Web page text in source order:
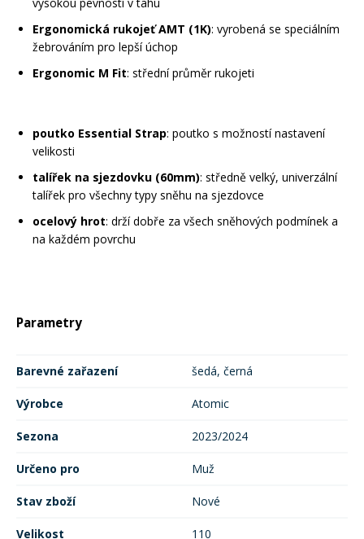
Ergonomická rukojeť AMT (1K): vyrobená se speciálním
žebrováním pro lepší úchop
Ergonomic M Fit: střední průměr rukojeti
poutko Essential Strap: poutko s možností nastavení
velikosti
talířek na sjezdovku (60mm): středně velký, univerzální
talířek pro všechny typy sněhu na sjezdovce
ocelový hrot: drží dobře za všech sněhových podmínek a
na každém povrchu
Parametry
Barevné zařazení šedá, černá
Výrobce Atomic
Sezona 2023/2024
Určeno pro Muž
Stav zboží Nové
Velikost 110